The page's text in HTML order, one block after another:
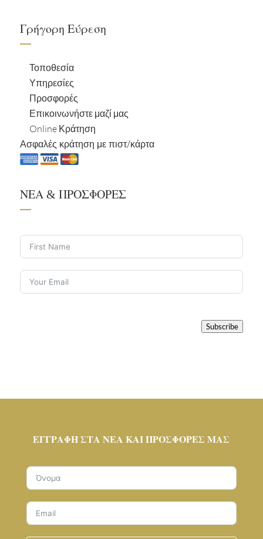
Γρήγορη Εύρεση
Τοποθεσία
Υπηρεσίες
Προσφορές
Επικοινωνήστε μαζί μας
Online Κράτηση
Ασφαλές κράτηση με πιστ/κάρτα
ΝΕΑ & ΠΡΟΣΦΟΡΕΣ
Subscribe
ΕΓΓΡΑΦΉ ΣΤΑ ΝΈΑ ΚΑΙ ΠΡΟΣΦΟΡΈΣ ΜΑΣ